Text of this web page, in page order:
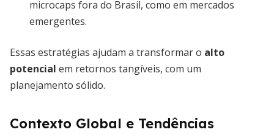
microcaps fora do Brasil, como em mercados
emergentes.
Essas estratégias ajudam a transformar o alto
potencial em retornos tangíveis, com um
planejamento sólido.
Contexto Global e Tendências